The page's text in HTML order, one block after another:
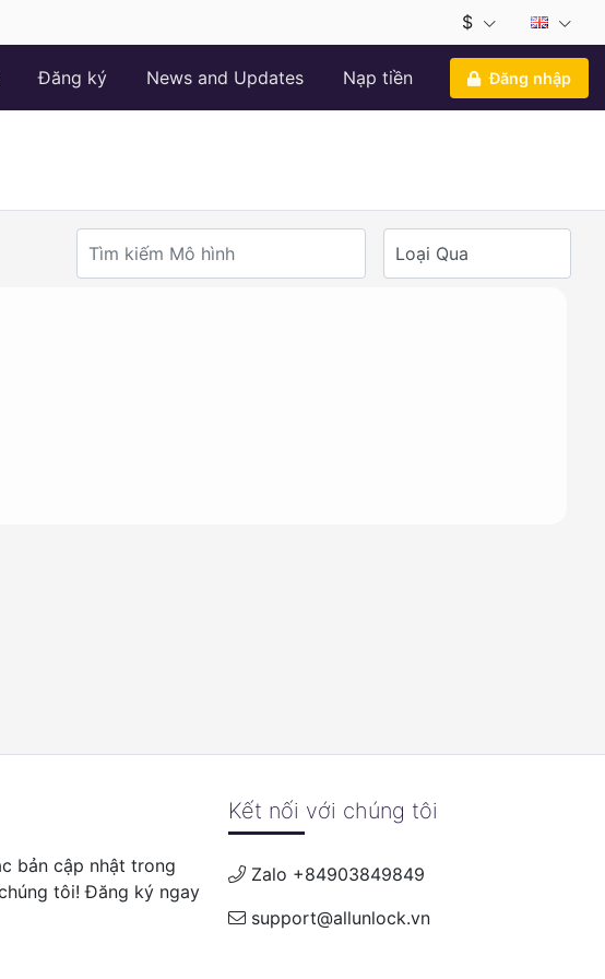
$
Đăng ký News and Updates Nạp tiền Đăng nhập
bản cập nhật trong
tôi! Đăng ký ngay
Kết nối với chúng tôi
Zalo +84903849849
support@allunlock.vn